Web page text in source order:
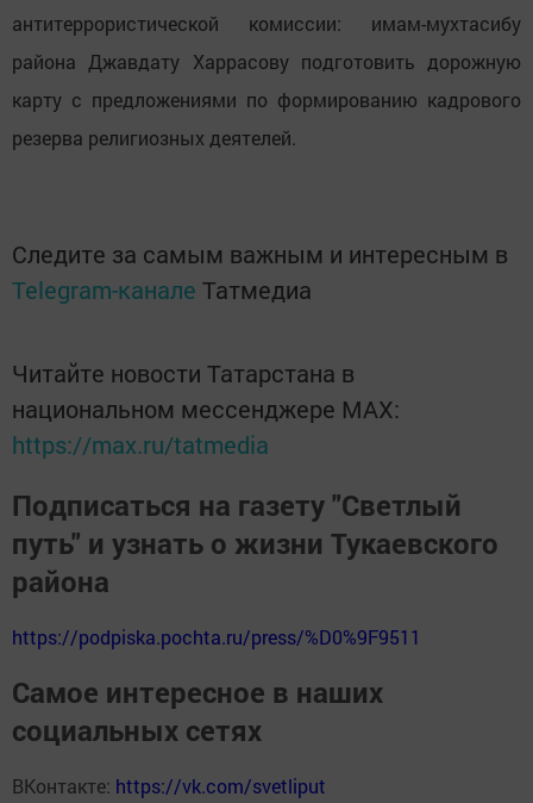
антитеррористической комиссии: имам-мухтасибу
района Джавдату Харрасову подготовить дорожную
карту с предложениями по формированию кадрового
резерва религиозных деятелей.
Следите за самым важным и интересным в
Telegram-канале Татмедиа
Читайте новости Татарстана в
национальном мессенджере MАХ:
https://max.ru/tatmedia
Подписаться на газету "Светлый
путь" и узнать о жизни Тукаевского
района
https://podpiska.pochta.ru/press/%D0%9F9511
Самое интересное в наших
социальных сетях
ВКонтакте: https://vk.com/svetliput